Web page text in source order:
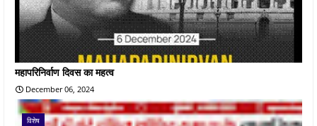
महापरिनिर्वाण दिवस का महत्व
December 06, 2024
विशेष